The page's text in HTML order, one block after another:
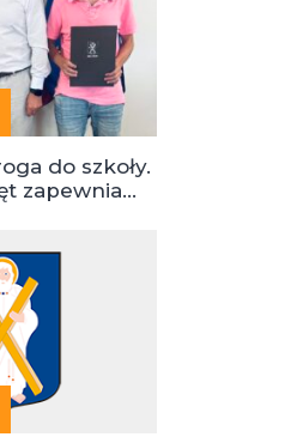
do szkoły.
zapewnia